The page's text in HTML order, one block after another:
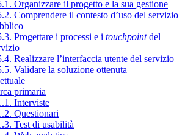
Organizzare il progetto e la sua gestione
Comprendere il contesto d’uso del servizio
Progettare i processi e i touchpointdel
Realizzare l’interfaccia utente del servizio
Validare la soluzione ottenuta
primaria
Interviste
Questionari
Test di usabilità